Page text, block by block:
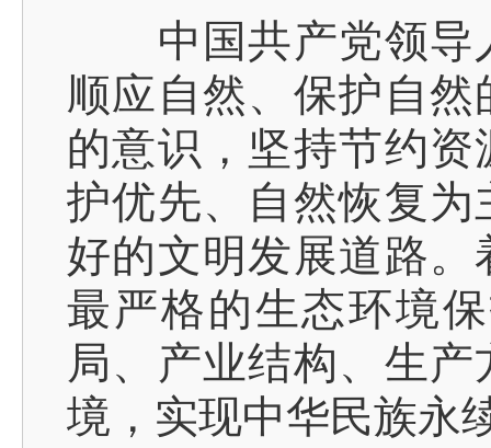
中国共产党领导
顺应自然、保护自
的意识，坚持节约
护优先、自然恢复
好的文明发展道路
最严格的生态环境
局、产业结构、生
境，实现中华民族永